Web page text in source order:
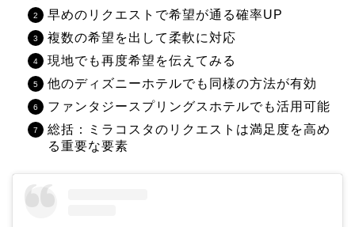
早めのリクエストで希望が通る確率UP
複数の希望を出して柔軟に対応
現地でも再度希望を伝えてみる
他のディズニーホテルでも同様の方法が有効
ファンタジースプリングスホテルでも活用可能
総括：ミラコスタのリクエストは満足度を高め
る重要な要素